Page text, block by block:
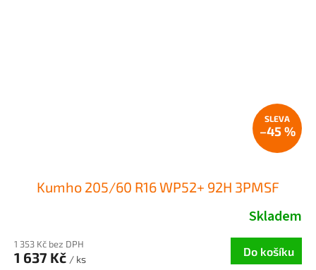
–45 %
Kumho 205/60 R16 WP52+ 92H 3PMSF
Skladem
1 353 Kč bez DPH
1 637 Kč / ks
Do košíku